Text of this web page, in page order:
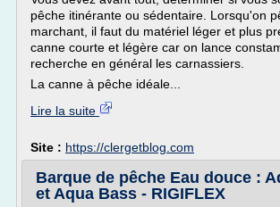
pêche itinérante ou sédentaire. Lorsqu'on
marchant, il faut du matériel léger et plus
canne courte et légère car on lance
recherche en général les carnassiers.
La canne à pêche idéale...
Lire la suite
Site : https://clergetblog.com
Barque de pêche Eau douce :
et Aqua Bass - RIGIFLEX